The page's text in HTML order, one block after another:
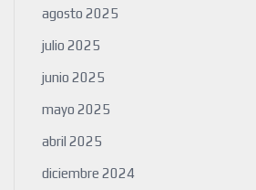
agosto 2025
julio 2025
junio 2025
mayo 2025
abril 2025
diciembre 2024